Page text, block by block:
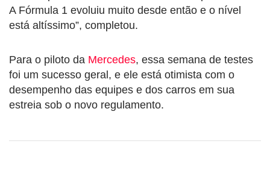
A Fórmula 1 evoluiu muito desde então e o nível
está altíssimo”, completou.
Para o piloto da Mercedes, essa semana de testes
foi um sucesso geral, e ele está otimista com o
desempenho das equipes e dos carros em sua
estreia sob o novo regulamento.